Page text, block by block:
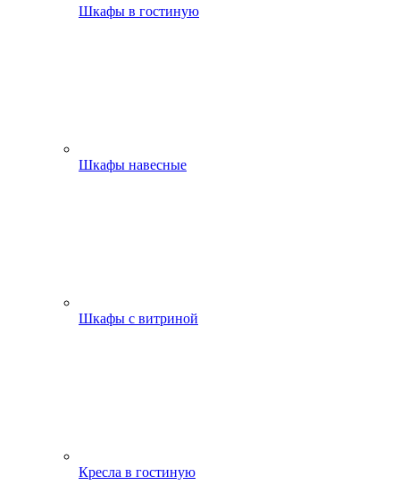
Шкафы в гостиную
Шкафы навесные
Шкафы с витриной
Кресла в гостиную